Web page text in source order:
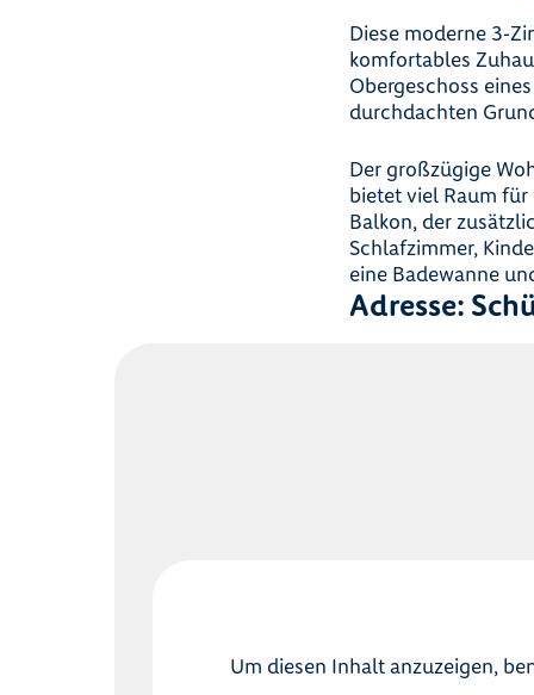
Diese moderne
komfortables
Obergeschoss
durchdachten
Der großzügige
bietet viel Raum für
Balkon, der
Schlafzimmer,
eine Badewanne
Adresse:
Um diesen Inhalt anzuzeigen,